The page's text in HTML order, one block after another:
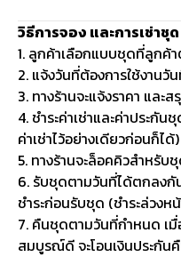
วิธีการจอง และการเช่าชุด
1. ลูกค้าเลือกแบบชุดที่ลูกค้
2. แจ้งวันที่ต้องการใช้งาน
3. ทางร้านจะแจ้งราคา และ
4. ชำระค่าเช่าและค่าประกั
ค่าเช่าไว้อย่างเดียวก่อนก็ได้)
5. ทางร้านจะล็อคคิวสำหรับ
6. รับชุดตามวันที่ได้ตกลงกั
ชำระก่อนรับชุด (ชำระล่วงห
7. คืนชุดตามวันที่กำหนด เ
สมบูรณ์ดี จะโอนเงินประกัน